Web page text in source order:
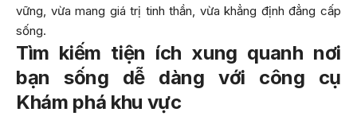
vững, vừa mang giá trị tinh thần, vừa khẳng định đẳng cấp
sống.
Tìm kiếm tiện ích xung quanh nơi
bạn sống dễ dàng với công cụ
Khám phá khu vực